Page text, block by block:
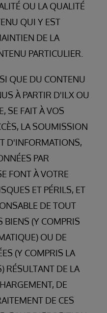
OU LA QUALITÉ
QUI Y EST
DE LA
PARTICULIER.
QUE DU CONTENU
À PARTIR D'ILX OU
SE FAIT À VOS
LA SOUMISSION
D'INFORMATIONS,
PAR
FONT À VOTRE
ET PÉRILS, ET
DE TOUT
BIENS (Y COMPRIS
OU DE
(Y COMPRIS LA
RÉSULTANT DE LA
DE
DE CES